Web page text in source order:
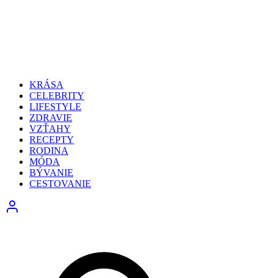
KRÁSA
CELEBRITY
LIFESTYLE
ZDRAVIE
VZŤAHY
RECEPTY
RODINA
MÓDA
BÝVANIE
CESTOVANIE